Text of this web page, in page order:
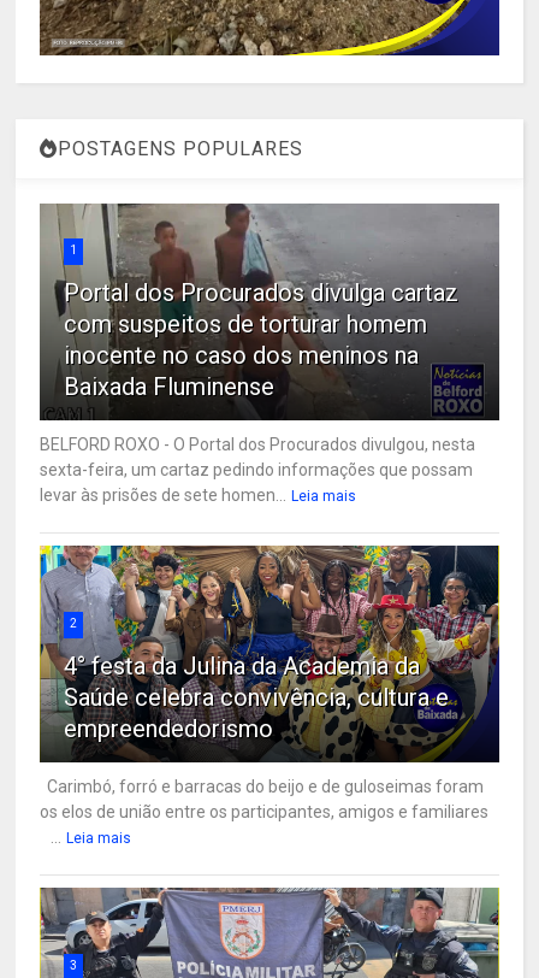
POSTAGENS POPULARES
1
Portal dos Procurados divulga cartaz
com suspeitos de torturar homem
inocente no caso dos meninos na
Baixada Fluminense
BELFORD ROXO - O Portal dos Procurados divulgou, nesta
sexta-feira, um cartaz pedindo informações que possam
levar às prisões de sete homen... Leia mais
2
4° festa da Julina da Academia da
Saúde celebra convivência, cultura e
empreendedorismo
Carimbó, forró e barracas do beijo e de guloseimas foram
os elos de união entre os participantes, amigos e familiares
... Leia mais
3